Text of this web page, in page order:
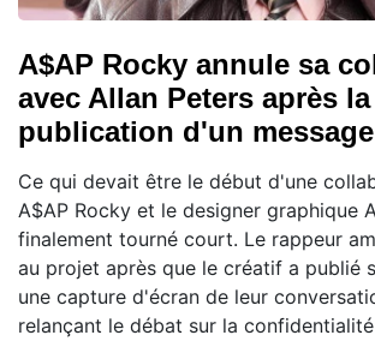
A$AP Rocky annule sa
avec Allan Peters après la
publication d'un
Ce qui devait être le début d'une
A$AP Rocky et le designer graphique
finalement tourné court. Le rappeur
au projet après que le créatif a publié
une capture d'écran de leur
relançant le débat sur la